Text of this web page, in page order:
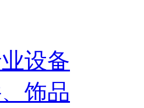
设备
饰品